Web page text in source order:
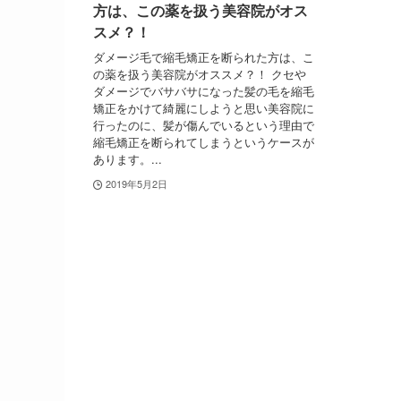
方は、この薬を扱う美容院がオス
スメ？！
ダメージ毛で縮毛矯正を断られた方は、こ
の薬を扱う美容院がオススメ？！ クセや
ダメージでバサバサになった髪の毛を縮毛
矯正をかけて綺麗にしようと思い美容院に
行ったのに、髪が傷んでいるという理由で
縮毛矯正を断られてしまうというケースが
あります。...
2019年5月2日